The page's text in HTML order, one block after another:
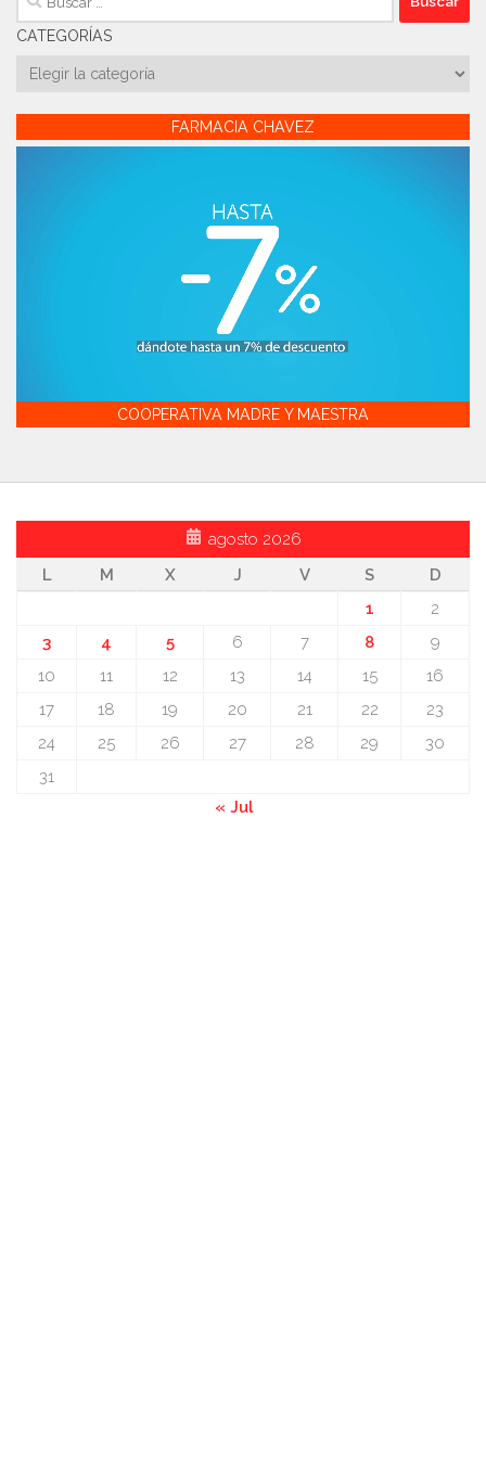
CATEGORÍAS
Categorías
FARMACIA CHAVEZ
COOPERATIVA MADRE Y MAESTRA
agosto 2026
L
M X J V S
D
1
2
3
4 5 6 7 8
9
10
11 12 13 14 15
16
17
18 19 20 21 22
23
24
25 26 27 28 29
30
31
« Jul